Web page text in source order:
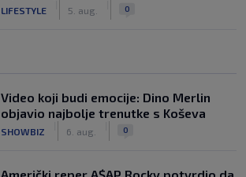
LIFESTYLE 5. aug. 0
Video koji budi emocije: Dino Merlin
objavio najbolje trenutke s Koševa
SHOWBIZ 6. aug. 0